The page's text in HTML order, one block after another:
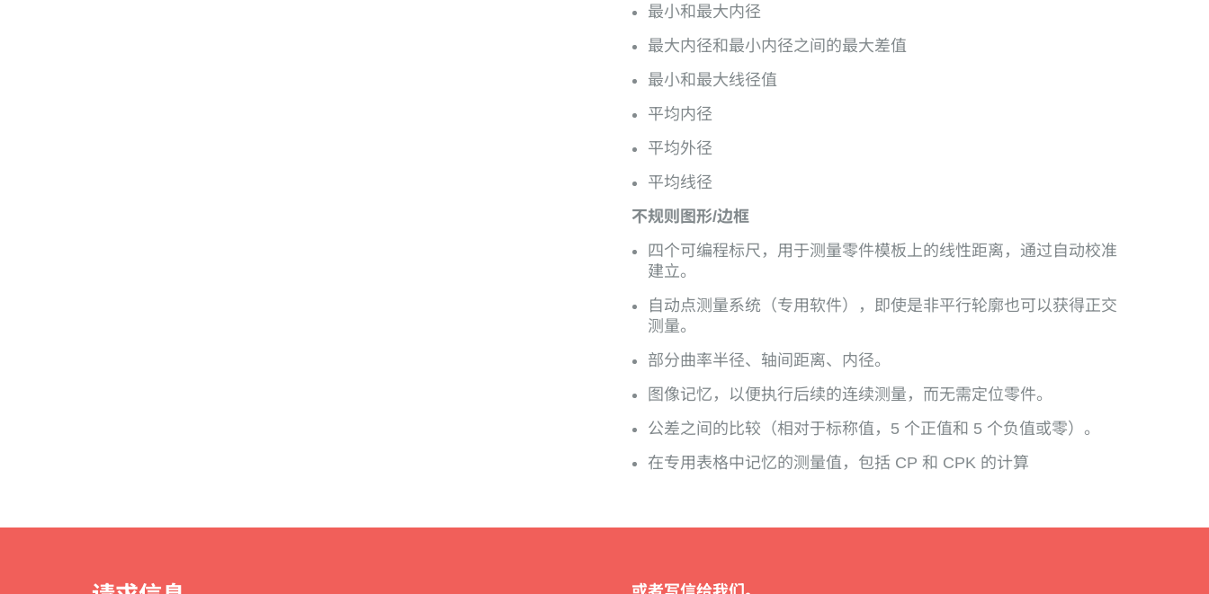
最小和最大内径
最大内径和最小内径之间的最大差值
最小和最大线径值
平均内径
平均外径
平均线径
不规则图形/边框
四个可编程标尺，用于测量零件模板上的线性距离，通过自动校准
建立。
自动点测量系统（专用软件），即使是非平行轮廓也可以获得正交
测量。
部分曲率半径、轴间距离、内径。
图像记忆，以便执行后续的连续测量，而无需定位零件。
公差之间的比较（相对于标称值，5 个正值和 5 个负值或零）。
在专用表格中记忆的测量值，包括 CP 和 CPK 的计算